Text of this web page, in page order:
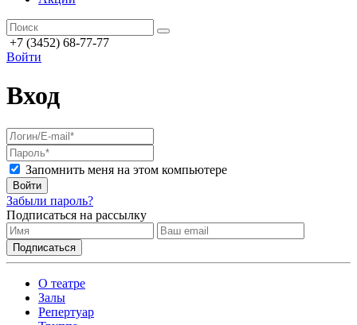
+7 (3452) 68-77-77
Войти
Вход
Запомнить меня на этом компьютере
Войти
Забыли пароль?
Подписаться на рассылку
О театре
Залы
Репертуар